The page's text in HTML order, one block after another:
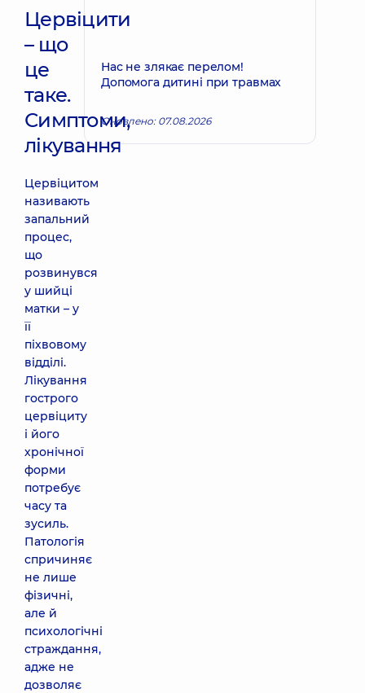
діагностики
Цервіцити
– що
це
таке.
Симптоми,
лікування
Цервіцитом
називають
запальний
процес,
що
розвинувся
у шийці
матки – у
її
піхвовому
відділі.
Лікування
гострого
цервіциту
і його
хронічної
форми
потребує
часу та
зусиль.
Патологія
спричиняє
не лише
фізичні,
але й
психологічні
страждання,
адже не
дозволяє
Нас не злякає перелом!
Допомога дитині при травмах
Оновлено: 07.08.2026